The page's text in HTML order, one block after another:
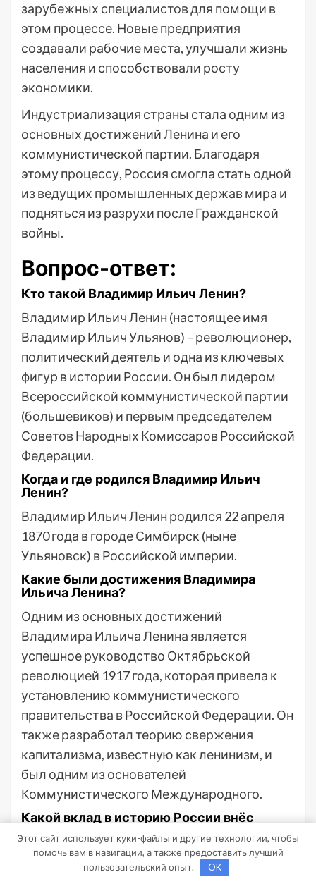
зарубежных специалистов для помощи в
этом процессе. Новые предприятия
создавали рабочие места, улучшали жизнь
населения и способствовали росту
экономики.
Индустриализация страны стала одним из
основных достижений Ленина и его
коммунистической партии. Благодаря
этому процессу, Россия смогла стать одной
из ведущих промышленных держав мира и
подняться из разрухи после Гражданской
войны.
Вопрос-ответ:
Кто такой Владимир Ильич Ленин?
Владимир Ильич Ленин (настоящее имя
Владимир Ильич Ульянов) – революционер,
политический деятель и одна из ключевых
фигур в истории России. Он был лидером
Всероссийской коммунистической партии
(большевиков) и первым председателем
Советов Народных Комиссаров Российской
Федерации.
Когда и где родился Владимир Ильич
Ленин?
Владимир Ильич Ленин родился 22 апреля
1870 года в городе Симбирск (ныне
Ульяновск) в Российской империи.
Какие были достижения Владимира
Ильича Ленина?
Одним из основных достижений
Владимира Ильича Ленина является
успешное руководство Октябрьской
революцией 1917 года, которая привела к
установлению коммунистического
правительства в Российской Федерации. Он
также разработал теорию свержения
капитализма, известную как ленинизм, и
был одним из основателей
Коммунистического Международного.
Какой вклад в историю России внёс
Владимир Ильич Ленин сыграл ключевую
роль в истории России. Он возглавил
Этот сайт использует куки-файлы и другие технологии, чтобы
помочь вам в навигации, а также предоставить лучший
пользовательский опыт.
OK